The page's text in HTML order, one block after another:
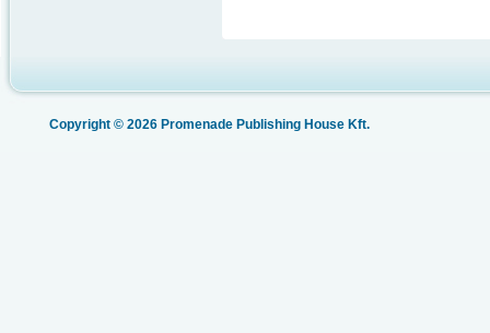
Copyright © 2026 Promenade Publishing House Kft.